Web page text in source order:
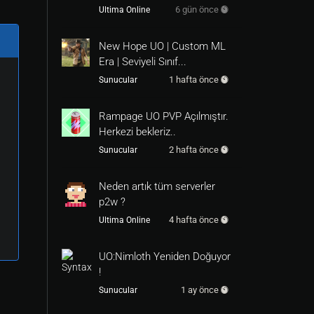
Ultima Online 6 gün önce
New Hope UO | Custom ML
Era | Seviyeli Sınıf...
Sunucular 1 hafta önce
Rampage UO PVP Açılmıştır.
Herkezi bekleriz..
Sunucular 2 hafta önce
Neden artık tüm serverler
p2w ?
Ultima Online 4 hafta önce
UO:Nimloth Yeniden Doğuyor
!
Sunucular 1 ay önce